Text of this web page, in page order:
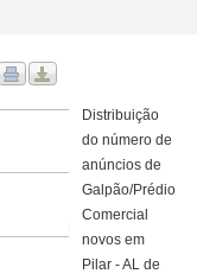
Distribuição
do número de
anúncios de
Galpão/Prédio
Comercial
novos em
Pilar - AL de